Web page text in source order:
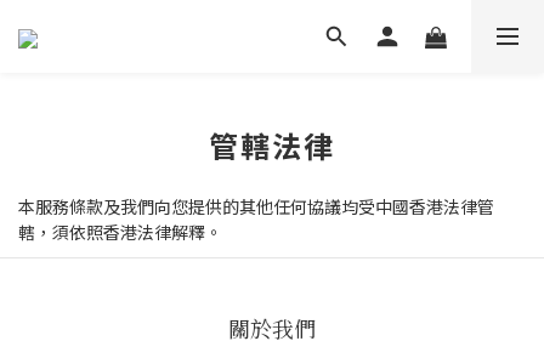
管轄法律
本服務條款及我們向您提供的其他任何協議均受中國香港法律管
轄，須依照香港法律解釋。
關於我們